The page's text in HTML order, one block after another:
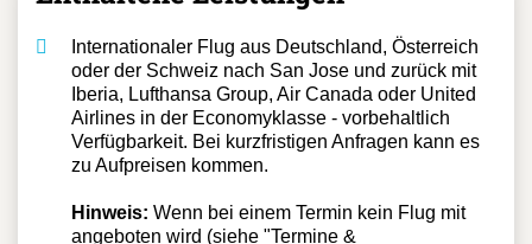
Enthaltene Leistungen
Internationaler Flug aus Deutschland, Österreich
oder der Schweiz nach San Jose und zurück mit
Iberia, Lufthansa Group, Air Canada oder United
Airlines in der Economyklasse - vorbehaltlich
Verfügbarkeit. Bei kurzfristigen Anfragen kann es